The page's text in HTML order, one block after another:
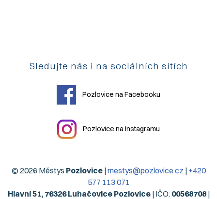
Sledujte nás i na sociálních sítích
Pozlovice na Facebooku
Pozlovice na Instagramu
© 2026 Městys Pozlovice|mestys@pozlovice.cz | +420
577 113 071
Hlavní 51, 76326 Luhačovice Pozlovice| IČO: 00568708|